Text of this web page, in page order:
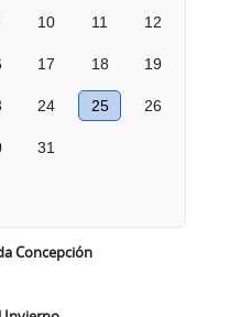
10 11 12
17 18 19
24 25 26
31
Concepción